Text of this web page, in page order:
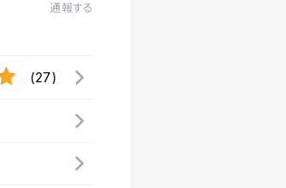
通報する
(27)